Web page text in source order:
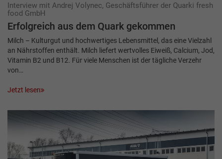
Interview mit Andrej Volynec, Geschäftsführer der Quarki fresh
food GmbH
Erfolgreich aus dem Quark gekommen
Milch – Kulturgut und hochwertiges Lebensmittel, das eine Vielzahl
an Nährstoffen enthält. Milch liefert wertvolles Eiweiß, Calcium, Jod,
Vitamin B2 und B12. Für viele Menschen ist der tägliche Verzehr
von…
Jetzt lesen